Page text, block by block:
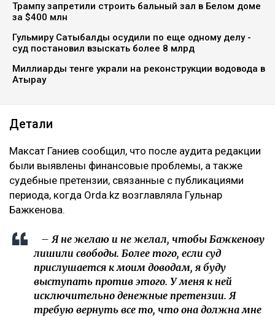
Трампу запретили строить бальный зал в Белом доме
за $400 млн
Гульмиру Сатыбалды осудили по еще одному делу -
суд постановил взыскать более 8 млрд
Миллиарды тенге украли на реконструкции водовода в
Атырау
Детали
Максат Ганиев сообщил, что после аудита редакции
были выявлены финансовые проблемы, а также
судебные претензии, связанные с публикациями
периода, когда Orda.kz возглавляла Гульнар
Бажкенова.
– Я не желаю и не желал, чтобы Бажкенову
лишили свободы. Более того, если суд
прислушается к моим доводам, я буду
выступать против этого. У меня к ней
исключительно денежные претензии. Я
требую вернуть все то, что она должна мне